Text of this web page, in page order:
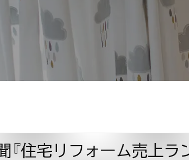
『住宅リフォーム売上ラ